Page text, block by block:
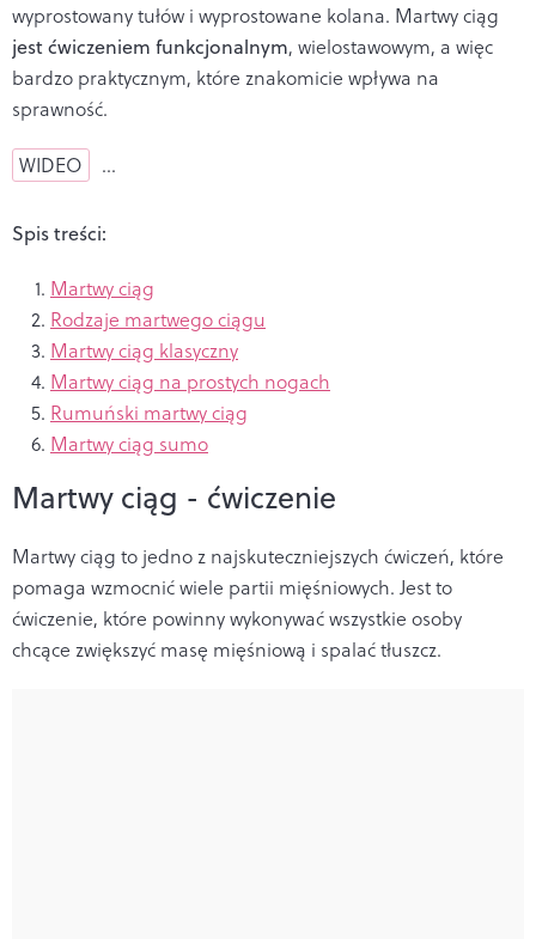
wyprostowany tułów i wyprostowane kolana. Martwy ciąg
jest ćwiczeniem funkcjonalnym, wielostawowym, a więc
bardzo praktycznym, które znakomicie wpływa na
sprawność.
WIDEO …
Spis treści:
Martwy ciąg
Rodzaje martwego ciągu
Martwy ciąg klasyczny
Martwy ciąg na prostych nogach
Rumuński martwy ciąg
Martwy ciąg sumo
Martwy ciąg - ćwiczenie
Martwy ciąg to jedno z najskuteczniejszych ćwiczeń, które
pomaga wzmocnić wiele partii mięśniowych. Jest to
ćwiczenie, które powinny wykonywać wszystkie osoby
chcące zwiększyć masę mięśniową i spalać tłuszcz.